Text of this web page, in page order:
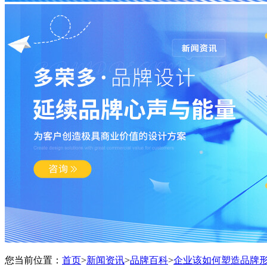
您当前位置： 首页>新闻资讯>品牌百科>企业该如何塑造品牌